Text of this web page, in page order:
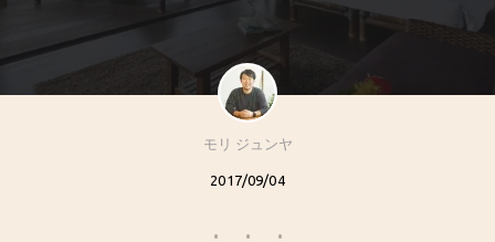
モリ ジュンヤ
2017/09/04